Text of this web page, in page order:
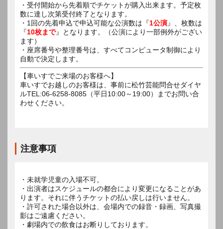
・受付開始から先着順でチケットが購入出来ます。予定枚
数に達し次第受付終了となります。
・1回の先着申込で申込可能な公演数は『1公演』、枚数は
『10枚まで』となります。（公演により一部例外がござい
ます）
・座席番号や整理番号は、すべてコンピュータ制御により
自動で決定します。
【車いすでご来場のお客様へ】
車いすでお越しのお客様は、事前に松竹芸能問合せダイヤ
ルTEL:06-6258-8085（平日10:00～19:00）までお問い合
わせください。
注意事項
・未就学児童の入場不可。
・出演者はスケジュールの都合により変更になることがあ
ります。それに伴うチケットの払い戻しは行いません。
・許可された場合以外は、会場内での録音・録画、写真撮
影はご遠慮ください。
・劇場内での飲食はお断りしております。